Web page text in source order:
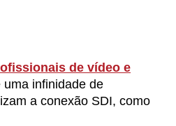
de vídeo e
uma infinidade de
a conexão SDI, como